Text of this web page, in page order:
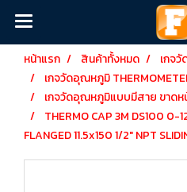
หน้าแรก สินค้าทั้งหมด
เกจ
เกจวัดอุณหภูมิ
เกจวัดอุณหภูมิแบบมีสาย ขาดห
THERMO CAP 3M DS100 0-
FLANGED 11.5x150 1/2" NPT